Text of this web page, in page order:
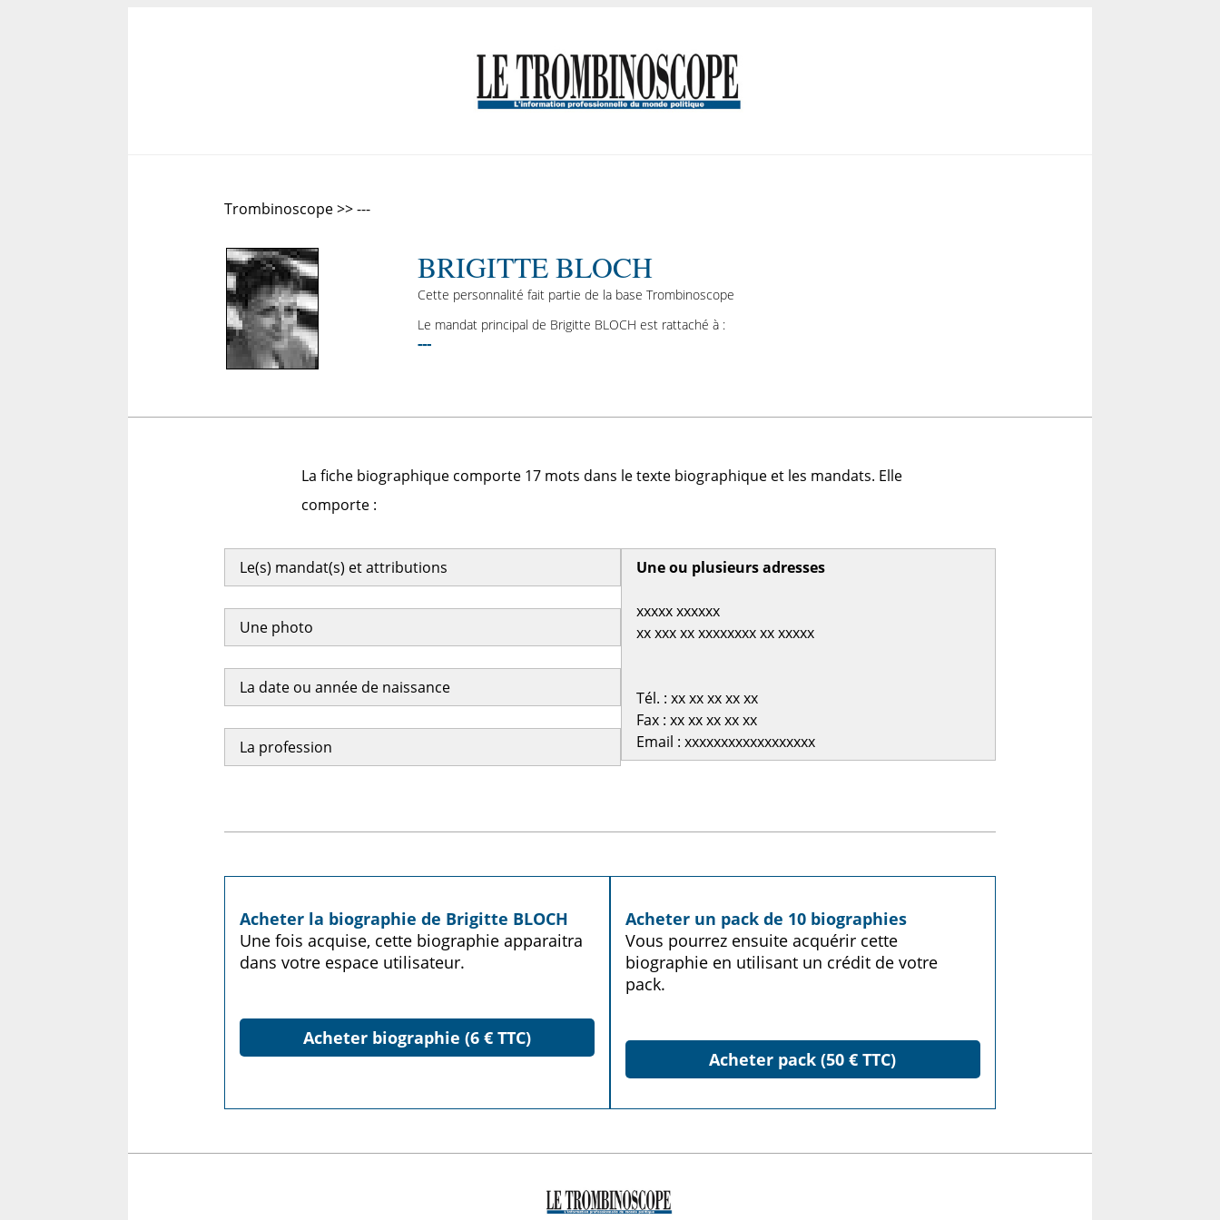
Trombinoscope >> ---
BRIGITTE BLOCH
Cette personnalité fait partie de la base Trombinoscope
Le mandat principal de Brigitte BLOCH est rattaché à :
---
La fiche biographique comporte 17 mots dans le texte biographique et les mandats. Elle
comporte :
Le(s) mandat(s) et attributions
Une photo
La date ou année de naissance
La profession
Une ou plusieurs adresses
xxxxx xxxxxx
xx xxx xx xxxxxxxx xx xxxxx
Tél. : xx xx xx xx xx
Fax : xx xx xx xx xx
Email : xxxxxxxxxxxxxxxxxx
Acheter la biographie de Brigitte BLOCH
Une fois acquise, cette biographie apparaitra
dans votre espace utilisateur.
Acheter biographie (6 € TTC)
Acheter un pack de 10 biographies
Vous pourrez ensuite acquérir cette
biographie en utilisant un crédit de votre
pack.
Acheter pack (50 € TTC)